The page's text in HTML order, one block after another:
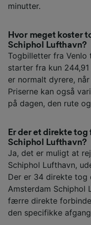
minutter.
Hvor meget koster
Schiphol Lufthavn?
Togbilletter fra Venlo
starter fra kun
er normalt dyrere,
Priserne kan også
på dagen, den rute
Er der et direkte
Schiphol Lufthavn?
Ja, det er muligt at
Schiphol Lufthavn,
Der er 34 direkte
Amsterdam Schiphol
færre direkte
den specifikke